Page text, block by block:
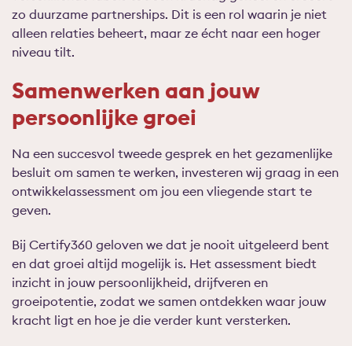
zo duurzame partnerships. Dit is een rol waarin je niet
alleen relaties beheert, maar ze écht naar een hoger
niveau tilt.
Samenwerken aan jouw
persoonlijke groei
Na een succesvol tweede gesprek en het gezamenlijke
besluit om samen te werken, investeren wij graag in een
ontwikkelassessment om jou een vliegende start te
geven.
Bij Certify360 geloven we dat je nooit uitgeleerd bent
en dat groei altijd mogelijk is. Het assessment biedt
inzicht in jouw persoonlijkheid, drijfveren en
groeipotentie, zodat we samen ontdekken waar jouw
kracht ligt en hoe je die verder kunt versterken.